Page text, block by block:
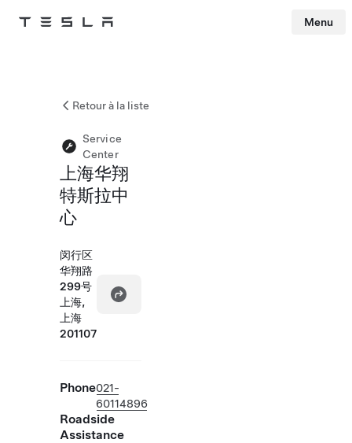
Tesla Menu
Retour à la liste
Service
Center
上海华翔
特斯拉中
心
闵行区
华翔路
299号
上海,
上海
201107
Phone021-
60114896
Roadside
Assistance